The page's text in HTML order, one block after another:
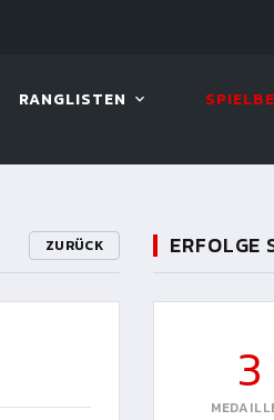
RANGLISTEN
ZURÜCK ERFOLGE
3